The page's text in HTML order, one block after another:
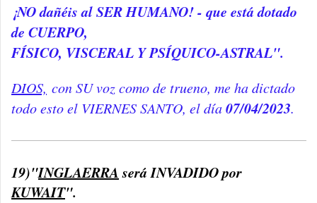
¡NO dañéis al SER HUMANO! - que está dotado
de CUERPO,
FÍSICO, VISCERAL Y PSÍQUICO-ASTRAL".
DIOS, con SU voz como de trueno, me ha dictado
todo esto el VIERNES SANTO, el día07/04/2023.
19)"INGLAERRAserá INVADIDO por
KUWAIT".